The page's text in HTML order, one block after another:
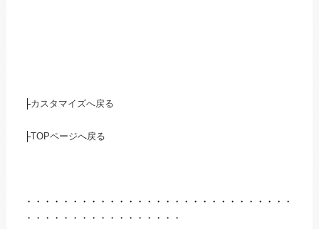
├カスタマイズへ戻る
├TOPページへ戻る
・・・・・・・・・・・・・・・・・・・・・・・・・・・・・
・・・・・・・・・・・・・・・・・